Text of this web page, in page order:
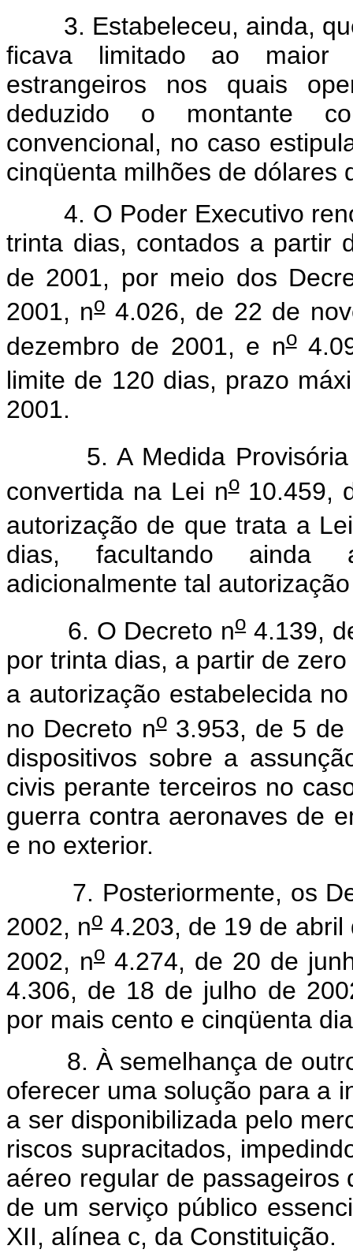
3. Estabeleceu, ainda,
ficava limitado ao maior
estrangeiros nos quais
deduzido o montante
convencional, no caso
cinqüenta milhões de dólares
4. O Poder Executivo
trinta dias, contados a partir
de 2001, por meio dos
2001, no4.026, de 22 de
dezembro de 2001, e no
limite de 120 dias, prazo
2001.
5. A Medida Provisória
convertida na Lei no10.459,
autorização de que trata a
dias, facultando ainda
adicionalmente tal
6. O Decreto no4.139,
por trinta dias, a partir de
a autorização estabelecida
no Decreto no3.953, de 5 de
dispositivos sobre a
civis perante terceiros no
guerra contra aeronaves de
e no exterior.
7. Posteriormente, os
2002, no4.203, de 19 de abril
2002, no 4.274, de 20 de
4.306, de 18 de julho de
por mais cento e cinqüenta
8. À semelhança de
oferecer uma solução para a
a ser disponibilizada pelo
riscos supracitados,
aéreo regular de
de um serviço público
XII, alínea c, da Constituição.